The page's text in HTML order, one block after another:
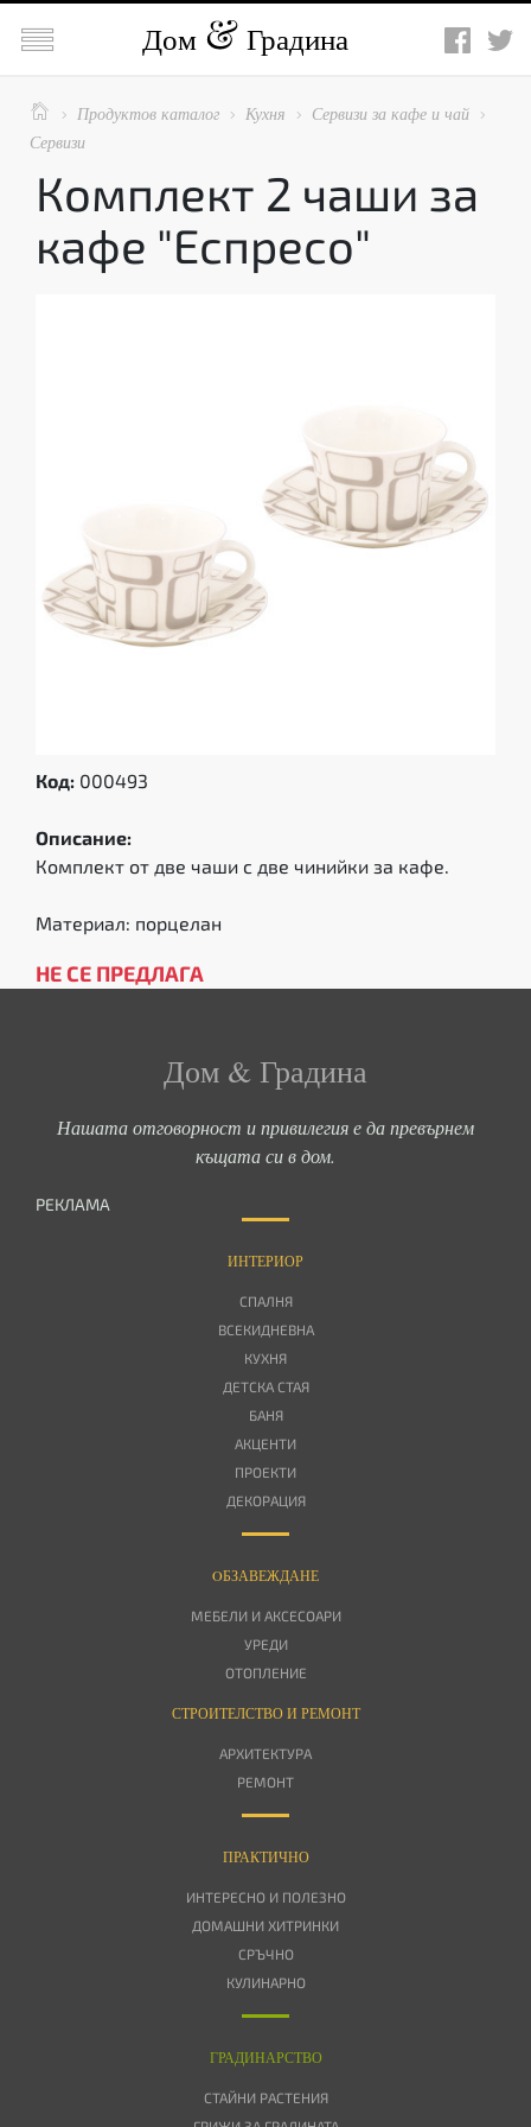
 Дом Градина
  Продуктов каталог  Кухня  Сервизи за кафе и чай 
Сервизи
Комплект 2 чаши за
кафе "Еспресо"
Код: 000493
Описание:
Комплект от две чаши с две чинийки за кафе.
Материал: порцелан
НЕ СЕ ПРЕДЛАГА
Дом & Градина
Нашата отговорност и привилегия е да превърнем
къщата си в дом.
РЕКЛАМА
ИНТЕРИОР
СПАЛНЯ
ВСЕКИДНЕВНА
КУХНЯ
ДЕТСКА СТАЯ
БАНЯ
АКЦЕНТИ
ПРОЕКТИ
ДЕКОРАЦИЯ
OБЗАВЕЖДАНЕ
МЕБЕЛИ И АКСЕСОАРИ
УРЕДИ
ОТОПЛЕНИЕ
СТРОИТЕЛСТВО И РЕМОНТ
АРХИТЕКТУРА
РЕМОНТ
ПРАКТИЧНО
ИНТЕРЕСНО И ПОЛЕЗНО
ДОМАШНИ ХИТРИНКИ
СРЪЧНО
КУЛИНАРНО
ГРАДИНАРСТВО
СТАЙНИ РАСТЕНИЯ